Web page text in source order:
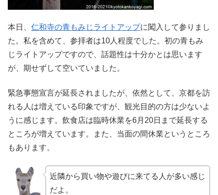
本日、 仁和寺の青もみじライトアップに闖入して参りまし
た。私を含めて、参拝者は10人程度でした。初の青もみ
じライトアップですので、話題性は十分かとは思います
が、期せずして空いていました。
緊急事態宣言が延長されましたが、依然として、京都を訪
れる人は増えている印象ですが、観光目的の方は少ないよ
うに感じます。飲食店は臨時休業を6月20日まで延長する
ところが増えています。また、当面の間休業というところ
もあります。
近隣から買い物や遊びに来てる人が多い感じ
だよ。